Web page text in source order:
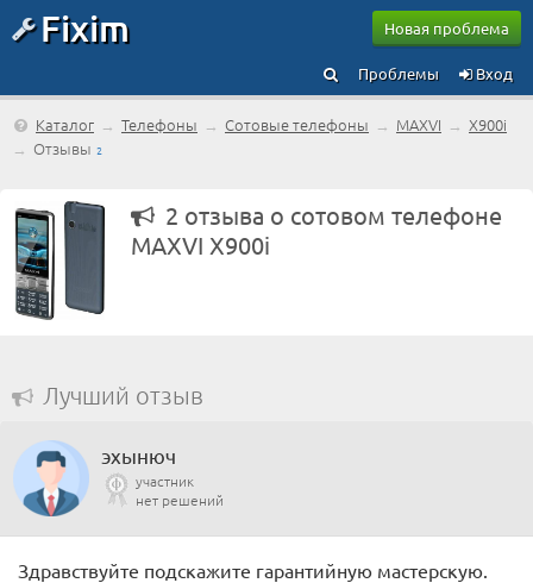
Fixim Новая проблема
Вход
Проблемы
Каталог → Телефоны → Сотовые телефоны → MAXVI → X900i
→ Отзывы 2
2 отзыва о сотовом телефоне
MAXVI X900i
Лучший отзыв
эхынюч
участник
нет решений
Здравствуйте подскажите гарантийную мастерскую.